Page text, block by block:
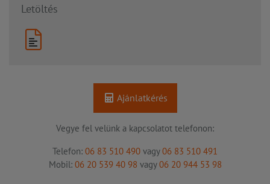
Letöltés
Ajánlatkérés
Vegye fel velünk a kapcsolatot telefonon:
Telefon: 06 83 510 490 vagy06 83 510 491
Mobil: 06 20 539 40 98 vagy06 20 944 53 98